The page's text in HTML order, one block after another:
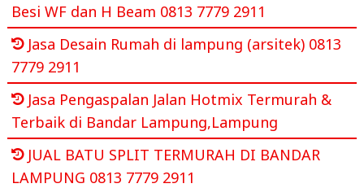
Besi WF dan H Beam 0813 7779 2911
Jasa Desain Rumah di lampung (arsitek) 0813
7779 2911
Jasa Pengaspalan Jalan Hotmix Termurah &
Terbaik di Bandar Lampung,Lampung
JUAL BATU SPLIT TERMURAH DI BANDAR
LAMPUNG 0813 7779 2911